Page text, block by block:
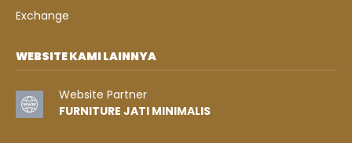
Exchange
WEBSITE KAMI LAINNYA
Website Partner
FURNITURE JATI MINIMALIS